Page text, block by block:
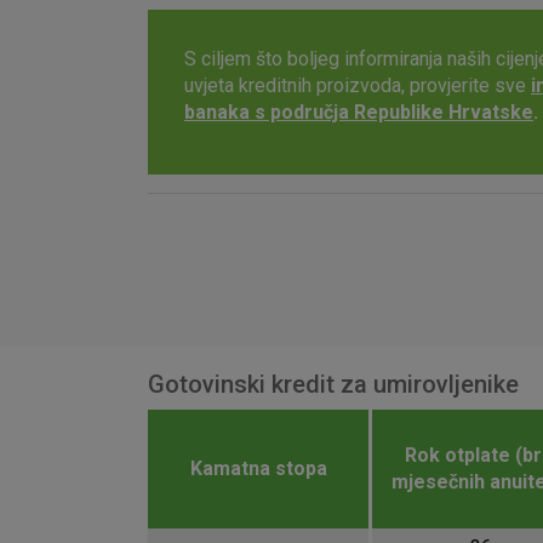
S ciljem što boljeg informiranja naših
uvjeta kreditnih proizvoda, provjerite sve
banaka s područja Republike Hrvatske.
Gotovinski kredit za umirovljenike
Kamatna stopa
Rok otplate
mjesečnih